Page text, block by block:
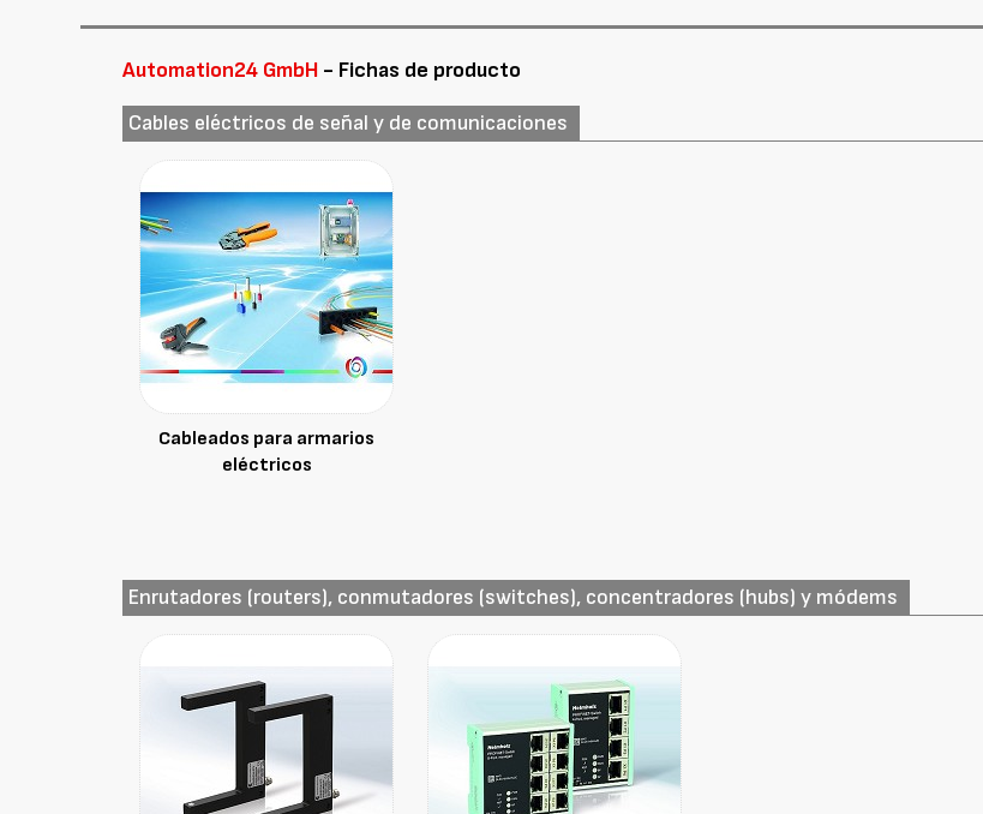
Automation24 GmbH - Fichas de producto
Cables eléctricos de señal y de comunicaciones
Cableados para armarios
eléctricos
Enrutadores (routers), conmutadores (switches), concentradores (hubs) y módems